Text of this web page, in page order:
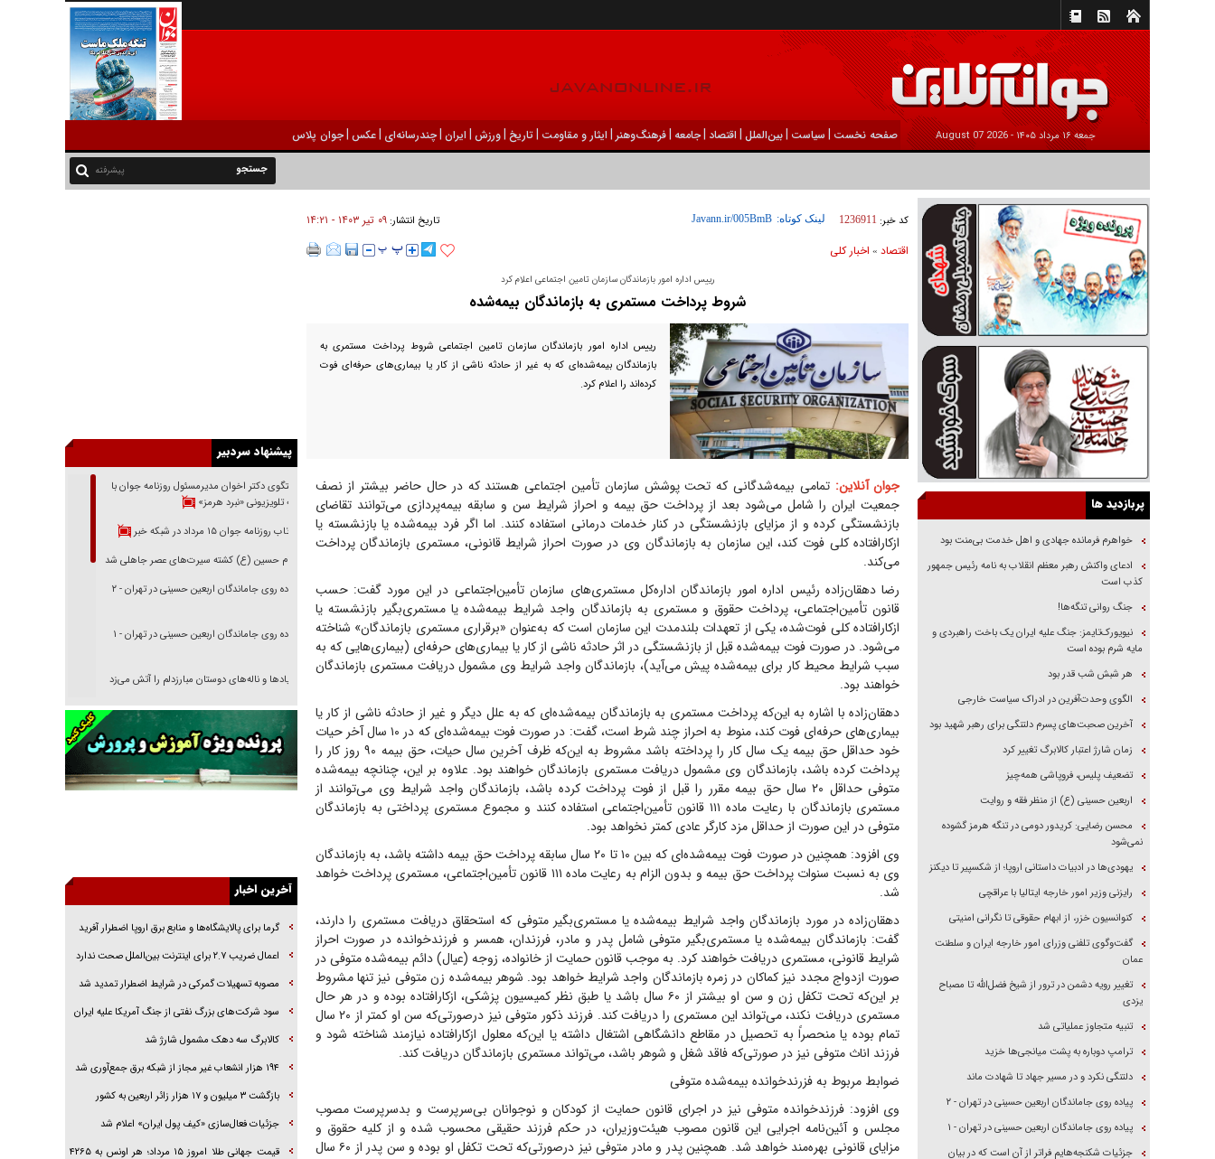
جمعه ۱۶ مرداد ۱۴۰۵ - 2026 August 07 صفحه نخست | سیاست |بين‌الملل | اقتصاد |جامعه |فرهنگ‌و‌هنر | ایثار و مقاومت |تاریخ |ورزش | ايران |چندرسانه‌ای |عکس |جوان پلاس
پیشرفته
کد خبر: 1236911 لینک کوتاه: تاریخ انتشار:۰۹ تير ۱۴۰۳ - ۱۴:۲۱
اقتصاد» اخبار کلی
رییس اداره امور بازماندگان سازمان تامین اجتماعی اعلام کرد
شروط پرداخت مستمری به بازماندگان بیمه‌شده
رییس اداره امور بازماندگان سازمان تامین اجتماعی شروط پرداخت مستمری به
بازماندگان بیمه‌شده‌ای که به غیر از حادثه ناشی از کار یا بیماری‌های حرفه‌ای فوت
کرده‌اند را اعلام کرد.
جوان آنلاین: تمامی بیمه‌شدگانی که تحت پوشش سازمان تأمین اجتماعی هستند که در حال حاضر بیشتر از نصف
جمعیت ایران را شامل می‌شود بعد از پرداخت حق بیمه و احراز شرایط سن و سابقه بیمه‌پردازی می‌توانند تقاضای
بازنشستگی کرده و از مزایای بازنشستگی در کنار خدمات درمانی استفاده کنند. اما اگر فرد بیمه‌شده یا بازنشسته یا
ازکارافتاده کلی فوت کند، این سازمان به بازماندگان وی در صورت احراز شرایط قانونی، مستمری بازماندگان پرداخت
می‌‎کند.
رضا دهقان‌زاده رئیس اداره امور بازماندگان اداره‌کل مستمری‌های سازمان تأمین‌اجتماعی در این مورد گفت: حسب
قانون تأمین‌اجتماعی، پرداخت حقوق و مستمری به بازماندگان واجد شرایط بیمه‌شده یا مستمری‌بگیر بازنشسته یا
ازکارافتاده کلی فوت‌شده، یکی از تعهدات بلندمدت این سازمان است که به‌عنوان «برقراری مستمری بازماندگان» شناخته
می‌شود. در صورت فوت بیمه‌شده قبل از بازنشستگی در اثر حادثه ناشی از کار یا بیماری‌های حرفه‌ای (بیماری‌هایی که به
سبب شرایط محیط کار برای بیمه‌شده پیش می‌آید)، بازماندگان واجد شرایط وی مشمول دریافت مستمری بازماندگان
خواهند بود.
دهقان‌زاده با اشاره به این‌که پرداخت مستمری به بازماندگان بیمه‌شده‌ای که به علل دیگر و غیر از حادثه ناشی از کار یا
بیماری‌های حرفه‌ای فوت کند، منوط به احراز چند شرط است، گفت: در صورت فوت بیمه‌شده‌ای که در ۱۰ سال آخر حیات
خود حداقل حق بیمه یک سال کار را پرداخته باشد مشروط به این‌که ظرف آخرین سال حیات، حق بیمه ۹۰ روز کار را
پرداخت کرده باشد، بازماندگان وی مشمول دریافت مستمری بازماندگان خواهند بود. علاوه بر این، چنانچه بیمه‌شده
متوفی حداقل ۲۰ سال حق بیمه مقرر را قبل از فوت پرداخت کرده باشد، بازماندگان واجد شرایط وی می‌توانند از
مستمری بازماندگان با رعایت ماده ۱۱۱ قانون تأمین‌اجتماعی استفاده کنند و مجموع مستمری پرداختی به بازماندگان
متوفی در این صورت از حداقل مزد کارگر عادی کمتر نخواهد بود.
وی افزود: همچنین در صورت فوت بیمه‌شده‌ای که بین ۱۰ تا ۲۰ سال سابقه پرداخت حق بیمه داشته باشد، به بازماندگان
وی به نسبت سنوات پرداخت حق بیمه و بدون الزام به رعایت ماده ۱۱۱ قانون تأمین‌اجتماعی، مستمری پرداخت خواهد
شد.
دهقان‌زاده در مورد بازماندگان واجد شرایط بیمه‌شده یا مستمری‌بگیر متوفی که استحقاق دریافت مستمری را دارند،
گفت: بازماندگان بیمه‌شده یا مستمری‌بگیر متوفی شامل پدر و مادر، فرزندان، همسر و فرزندخوانده در صورت احراز
شرایط قانونی، مستمری دریافت خواهند کرد. به موجب قانون حمایت از خانواده، زوجه (عیال) دائم بیمه‌شده متوفی در
صورت ازدواج مجدد نیز کماکان در زمره بازماندگان واجد شرایط خواهد بود. شوهر بیمه‌شده زن متوفی نیز تنها مشروط
بر این‌که تحت تکفل زن و سن او بیشتر از ۶۰ سال باشد یا طبق نظر کمیسیون پزشکی، ازکارافتاده بوده و در هر حال
مستمری دریافت نکند، می‌تواند این مستمری را دریافت کند. فرزند ذکور متوفی نیز درصورتی‌که سن او کمتر از ۲۰ سال
تمام بوده یا منحصراً به تحصیل در مقاطع دانشگاهی اشتغال داشته یا این‌که معلول ازکارافتاده نیازمند شناخته شود و
فرزند اناث متوفی نیز در صورتی‌که فاقد شغل و شوهر باشد، می‌تواند مستمری بازماندگان دریافت کند.
ضوابط مربوط به فزرندخوانده بیمه‌شده متوفی
وی افزود: فرزندخوانده متوفی نیز در اجرای قانون حمایت از کودکان و نوجوانان بی‌سرپرست و بدسرپرست مصوب
مجلس و آئین‌نامه اجرایی این قانون مصوب هیئت‌وزیران، در حکم فرزند حقیقی محسوب شده و از کلیه حقوق و
مزایای قانونی بهره‌مند خواهد شد. همچنین پدر و مادر متوفی نیز درصورتی‌که تحت تکفل او بوده و سن پدر از ۶۰ سال
پربازدید ها
خواهرم فرمانده جهادی و اهل خدمت بی‌منت بود
ادعای واکنش رهبر معظم انقلاب به نامه رئیس جمهور
کذب است
جنگ روانی تنگه‌ها!
نیویورک‌تایمز: جنگ علیه ایران یک باخت راهبردی و
مایه شرم بوده است
هر شبش شب قدر بود
الگوی وحدت‌آفرین در ادراک سیاست خارجی
آخرین صحبت‌های پسرم دلتنگی برای رهبر شهید بود
زمان شارژ اعتبار کالابرگ تغییر کرد
تضعیف پلیس، فروپاشی همه‌چیز
اربعین حسینی (ع) از منظر فقه و روایت
محسن رضایی: کریدور دومی در تنگه هرمز گشوده
نمی‌شود
یهودی‌ها در ادبیات داستانی اروپا؛ از شکسپیر تا دیکنز
رایزنی وزیر امور خارجه ایتالیا با عراقچی
کنوانسیون خزر، از ابهام حقوقی تا نگرانی امنیتی
گفت‌وگوی تلفنی وزرای امور خارجه ایران و سلطنت
عمان
تغییر رویه دشمن در ترور از شیخ فضل‌الله تا مصباح
یزدی
تنبیه متجاوز عملیاتی شد
ترامپ دوباره به پشت میانجی‌ها خزید
دلتنگی نکرد و در مسیر جهاد تا شهادت ماند
پیاده روی جاماندگان اربعین حسینی در تهران - ۲
پیاده روی جاماندگان اربعین حسینی در تهران - ۱
جزئیات شکنجه‌هایم فراتر از آن است که در بیان
پیشنهاد سردبیر
گفتگوی دکتر اخوان مدیرمسئول روزنامه جوان با
برنامه تلویزیونی «نبرد هرمز»
بازتاب روزنامه جوان ۱۵ مرداد در شبکه خبر
امام حسین (ع) کشته سیرت‌های عصر جاهلی شد
پیاده روی جاماندگان اربعین حسینی در تهران - ۲
پیاده روی جاماندگان اربعین حسینی در تهران - ۱
فریاد‌ها و ناله‌های دوستان مبارزدلم را آتش می‌زد
تغییر رویه دشمن در ترور از شیخ فضل‌الله تا مصباح
خرید قسطی اولش خنده و آخرش گریه است!
فوتبال و آن «بالا»!
دیکنز
خواهرم فرمانده جهادی و اهل خدمت بی‌منت بود
جزئیات شکنجه‌هایم فراتر از آن است که در بیان
گزارش «جوان» از قوانین سخت‌گیرانه ۶ قاره در
برابر یورش به پاسگاه‌های پلیس
آخرین اخبار
گرما برای پالایشگاه‌ها و منابع برق اروپا اضطرار آفرید
اعمال ضریب ۲.۷ برای اینترنت بین‌الملل صحت ندارد
مصوبه تسهیلات گمرکی در شرایط اضطرار تمدید شد
سود شرکت‌های بزرگ نفتی از جنگ آمریکا علیه ایران
کالابرگ سه دهک مشمول شارژ شد
۱۹۴ هزار انشعاب غیر مجاز از شبکه برق جمع‌آوری شد
بازگشت ۳ میلیون و ۱۷ هزار زائر اربعین به کشور
جزئیات فعال‌سازی «کیف پول ایران» اعلام شد
قیمت جهانی طلا امروز ۱۵ مرداد؛ هر اونس به ۴۲۶۵